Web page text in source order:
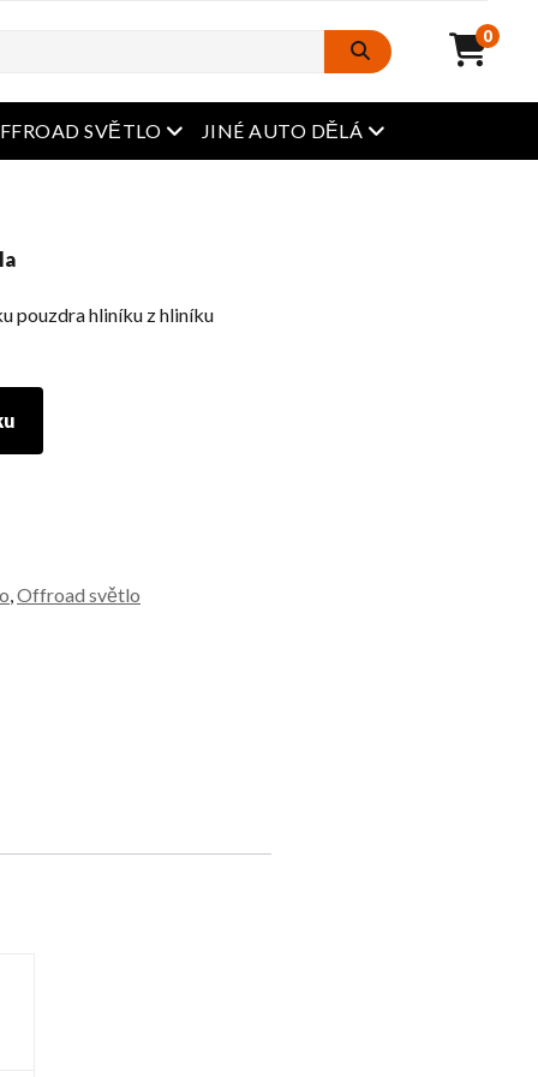
0
SVĚTLO Otevřená nabídka
JINÉ AUTO DĚLÁ Otevřená nabídka
pouzdra hliníku z hliníku
,Offroad světlo